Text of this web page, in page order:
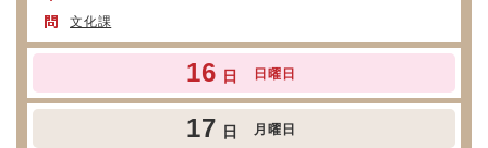
文化課
16 日 日曜日
17 日 月曜日